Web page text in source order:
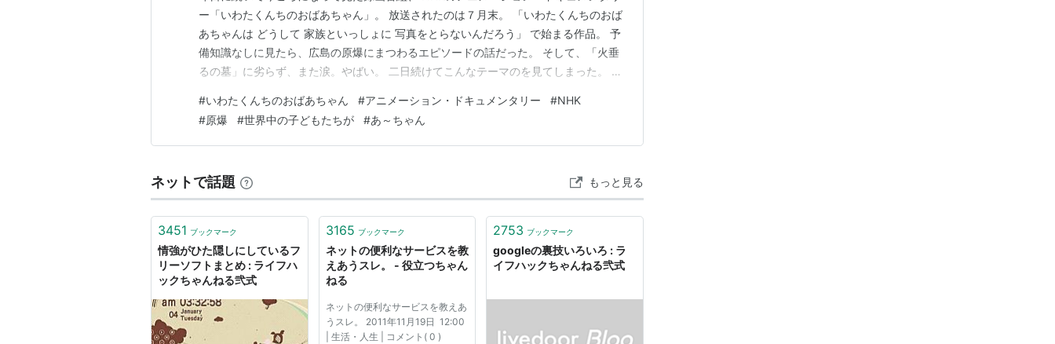
ー「いわたくんちのおばあちゃん」。 放送されたのは７月末。 「いわたくんちのおば
あちゃんは どうして 家族といっしょに 写真をとらないんだろう」 で始まる作品。 予
備知識なしに見たら、広島の原爆にまつわるエピソードの話だった。 そして、「火垂
るの墓」に劣らず、また涙。やばい。 二日続けてこんなテーマのを見てしまった。 今
番近い小学校の「ぼく」たちが、 学校の平和学習で、ともだちの岩田くんのおばあち
ゃんの話を聞く。 岩田くんのお母さんが代弁…
#いわたくんちのおばあちゃん #アニメーション・ドキュメンタリー #NHK
#原爆 #世界中の子どもたちが #あ～ちゃん
ネットで話題 もっと見る
3451 ブックマーク
情強がひた隠しにしているフ
リーソフトまとめ : ライフハ
ックちゃんねる弐式
3165 ブックマーク
ネットの便利なサービスを教
えあうスレ。 - 役立つちゃん
ねる
ネットの便利なサービスを教えあ
うスレ。 2011年11月19日 12:00
| 生活・人生 | コメント( 0 )
2753 ブックマーク
googleの裏技いろいろ : ラ
イフハックちゃんねる弐式